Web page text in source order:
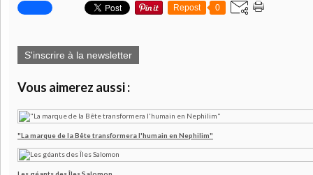
Repost 0
S'inscrire à la newsletter
Vous aimerez aussi :
"La marque de la Bête transformera l'humain en Nephilim"